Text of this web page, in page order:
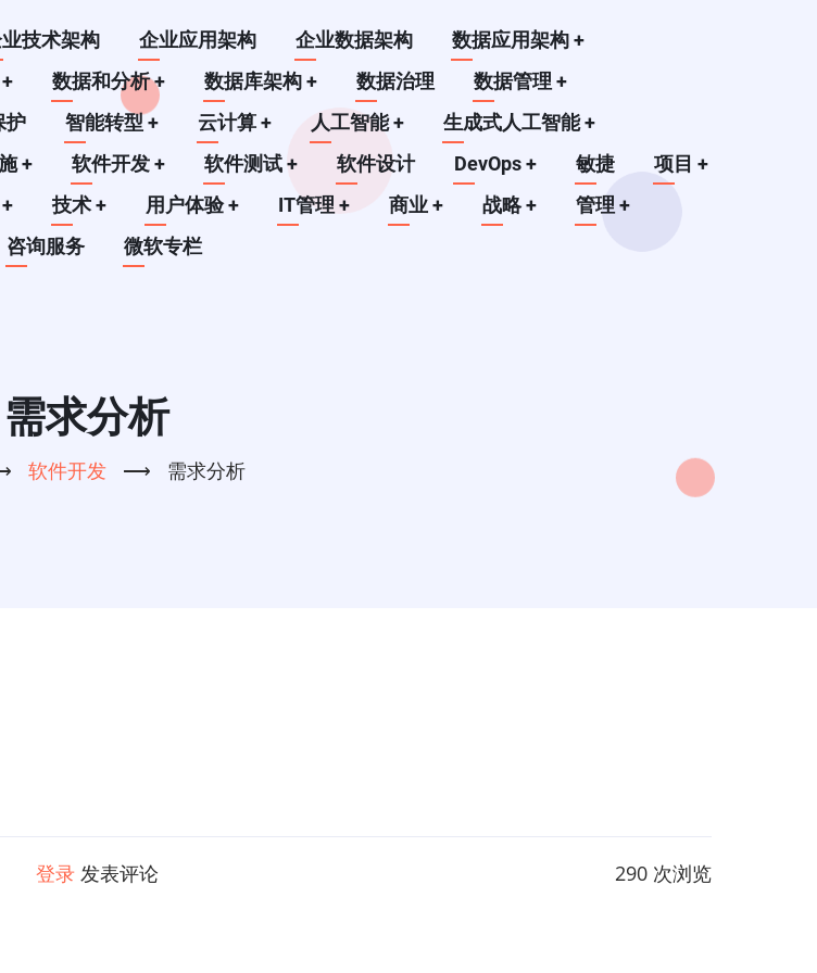
技术架构 企业应用架构 企业数据架构 数据应用架构+
+ 数据和分析+ 数据库架构+ 数据治理 数据管理+
护 智能转型+ 云计算+ 人工智能+ 生成式人工智能+
+ 软件开发+ 软件测试+ 软件设计 DevOps+ 敏捷 项目+
+ 技术+ 用户体验+ IT管理+ 商业+ 战略+ 管理+
咨询服务 微软专栏
需求分析
软件开发 ⟶ 需求分析
登录 发表评论
290 次浏览